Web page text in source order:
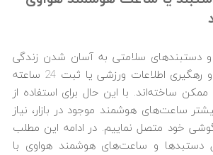
دستبندهای سلامتی به آسان شدن زندگی
ما بسیار کمک کرده و رهگیری اطلاعات ورزشی یا ثبت 24 ساعته
ممکن ساخته‌اند. با این حال برای استفاده از
ساعت‌های هوشمند موجود در بازار، نیاز
گوشی خود متصل نماییم. در ادامه این مطلب
دستبدها و ساعت‌های هوشمند هواوی با